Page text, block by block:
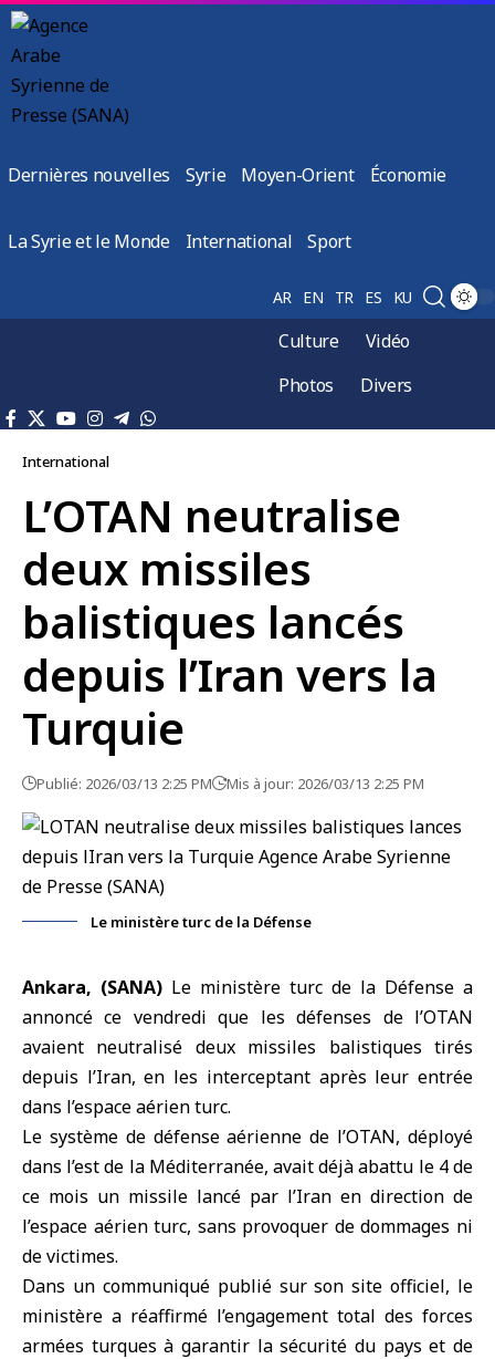
Dernières nouvelles Syrie Moyen-Orient Économie
La Syrie et le Monde International Sport
AR EN TR ES KU
Culture
Vidéo
Photos
Divers
International
L’OTAN neutralise
deux missiles
balistiques lancés
depuis l’Iran vers la
Turquie
Publié: 2026/03/13 2:25 PM Mis à jour: 2026/03/13 2:25 PM
Le ministère turc de la Défense
Ankara, (SANA) Le ministère turc de la Défense a
annoncé ce vendredi que les défenses de l’OTAN
avaient neutralisé deux missiles balistiques tirés
depuis l’Iran, en les interceptant après leur entrée
dans l’espace aérien turc.
Le système de défense aérienne de l’OTAN, déployé
dans l’est de la Méditerranée, avait déjà abattu le 4 de
ce mois un missile lancé par l’Iran en direction de
l’espace aérien turc, sans provoquer de dommages ni
de victimes.
Dans un communiqué publié sur son site officiel, le
ministère a réaffirmé l’engagement total des forces
armées turques à garantir la sécurité du pays et de